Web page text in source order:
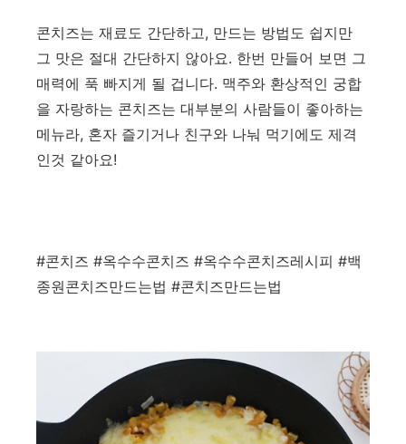
​콘치즈는 재료도 간단하고, 만드는 방법도 쉽지만
그 맛은 절대 간단하지 않아요. 한번 만들어 보면 그
매력에 푹 빠지게 될 겁니다. 맥주와 환상적인 궁합
을 자랑하는 콘치즈는 대부분의 사람들이 좋아하는
메뉴라, 혼자 즐기거나 친구와 나눠 먹기에도 제격
인것 같아요!
#콘치즈 #옥수수콘치즈 #옥수수콘치즈레시피 #백
종원콘치즈만드는법 #콘치즈만드는법